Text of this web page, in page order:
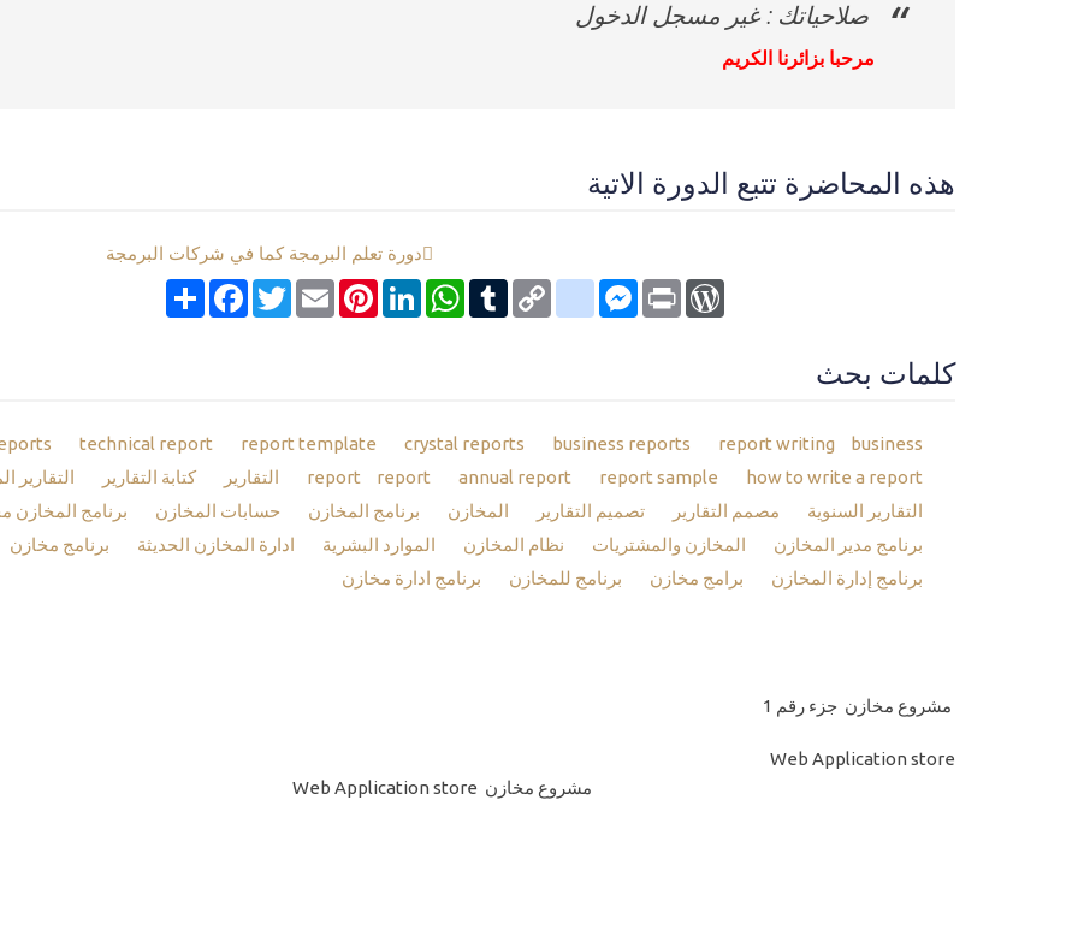
صلاحياتك : غير مسجل الدخول
مرحبا بزائرنا الكريم
هذه المحاضرة تتبع الدورة الاتية
دورة تعلم البرمجة كما في شركات البرمجة
انشر
FacebookTwitterEmail
PinterestLinkedIn
WhatsAppTumblr Copy
Link
google_bookmarksMessenger Print
WordPress
كلمات بحث
technical report report template crystal reports business reports report writing
business
report
report annual report report sample how to write a report التقارير كتابة التقارير
التقارير
التقارير السنوية
مصمم التقارير تصميم التقارير المخازن برنامج المخازن حسابات المخازن
برنامج المخازن
برنامج مدير المخازن
المخازن والمشتريات نظام المخازن الموارد البشرية ادارة المخازن الحديثة
برنامج مخازن
برنامج إدارة المخازن
برامج مخازن برنامج للمخازن برنامج ادارة مخازن
مشروع مخازن جزء رقم 1
Web Application store
مشروع مخازن Web Application store